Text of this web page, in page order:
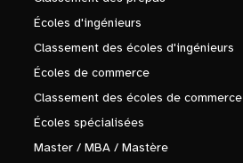
Écoles d'ingénieurs
Classement des écoles d'ingénieurs
Écoles de commerce
Classement des écoles de commerce
Écoles spécialisées
Master / MBA / Mastère